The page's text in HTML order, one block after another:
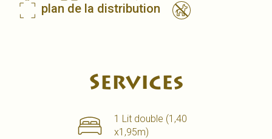
plan de la distribution
Services
1 Lit double (1,40
x1,95m)